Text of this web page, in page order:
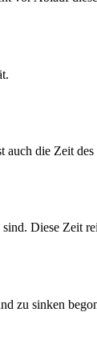
die Zeit des
Diese Zeit
zu sinken